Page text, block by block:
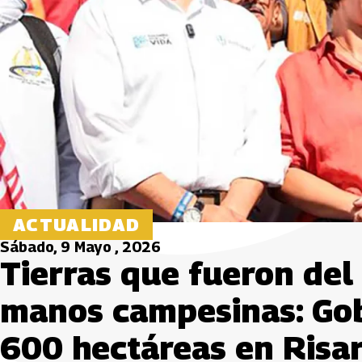
ACTUALIDAD
Sábado, 9 Mayo , 2026
Tierras que fueron
manos campesinas:
600 hectáreas en